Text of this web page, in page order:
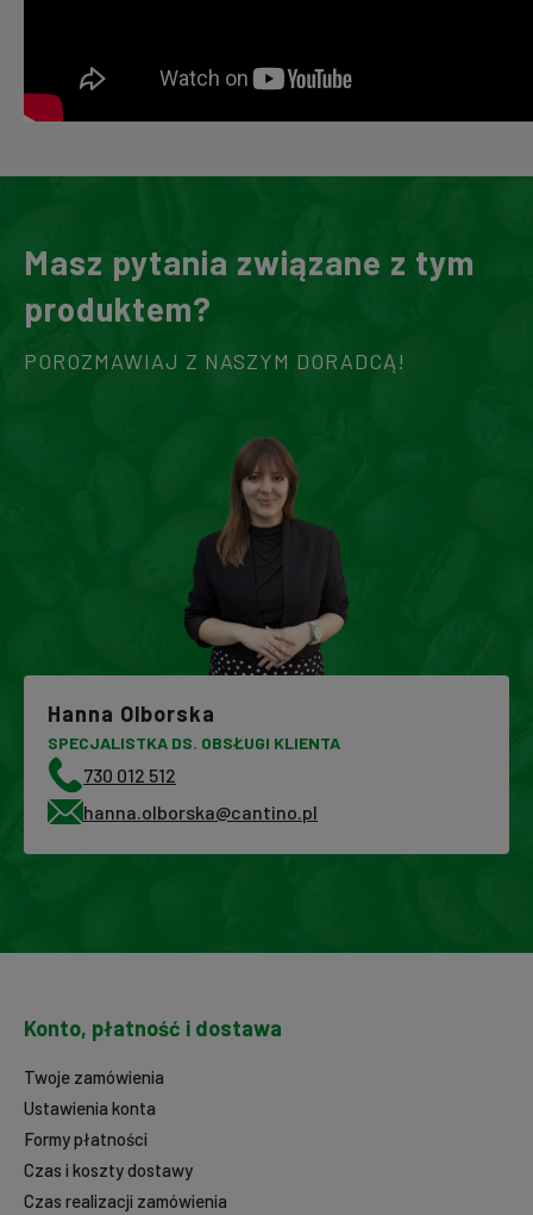
Masz pytania związane z tym
produktem?
POROZMAWIAJ Z NASZYM DORADCĄ!
Hanna Olborska
SPECJALISTKA DS. OBSŁUGI KLIENTA
730 012 512
hanna.olborska@cantino.pl
Konto, płatność i dostawa
Twoje zamówienia
Ustawienia konta
Formy płatności
Czas i koszty dostawy
Czas realizacji zamówienia